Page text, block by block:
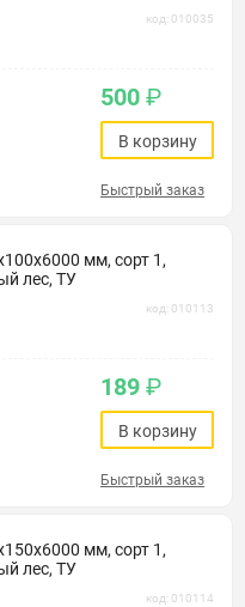
код: 010035
500 ₽
В корзину
Быстрый заказ
мм, сорт 1,
лес, ТУ
код: 010113
189 ₽
В корзину
Быстрый заказ
мм, сорт 1,
лес, ТУ
код: 010114